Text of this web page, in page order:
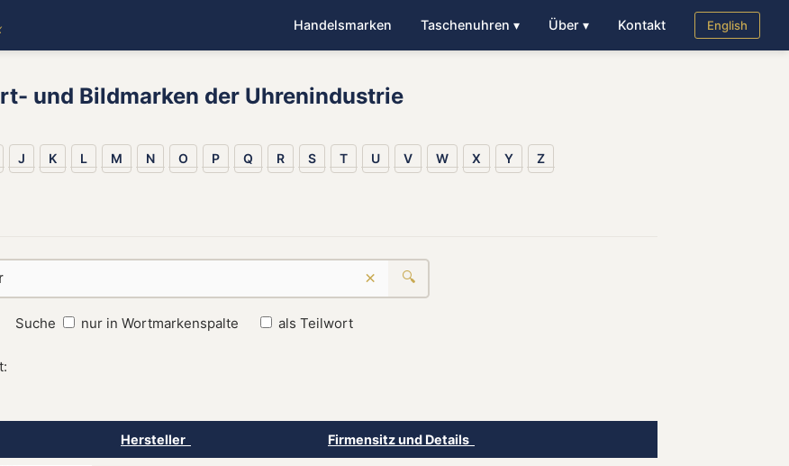
Handelsmarken Taschenuhren ▾ Über ▾ Kontakt English
und Bildmarken der Uhrenindustrie
J K L M N O P Q R S T U V W X Y Z
× 🔍
Suche nur in Wortmarkenspalte als Teilwort
Hersteller Firmensitz und Details